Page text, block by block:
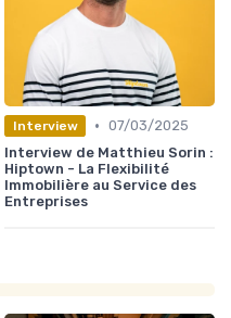
Interview • 07/03/2025
Interview de Matthieu Sorin :
Hiptown - La Flexibilité
Immobilière au Service des
Entreprises